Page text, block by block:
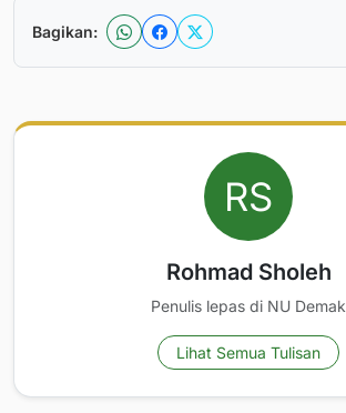
Bagikan:
Rohmad Sholeh
Penulis lepas di NU Demak
Lihat Semua Tulisan